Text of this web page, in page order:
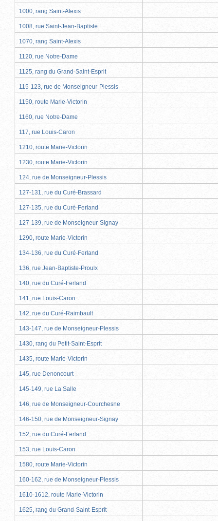
1000, rang Saint-Alexis
1008, rue Saint-Jean-Baptiste
1070, rang Saint-Alexis
1120, rue Notre-Dame
1125, rang du Grand-Saint-Esprit
115-123, rue de Monseigneur-Plessis
1150, route Marie-Victorin
1160, rue Notre-Dame
117, rue Louis-Caron
1210, route Marie-Victorin
1230, route Marie-Victorin
124, rue de Monseigneur-Plessis
127-131, rue du Curé-Brassard
127-135, rue du Curé-Ferland
127-139, rue de Monseigneur-Signay
1290, route Marie-Victorin
134-136, rue du Curé-Ferland
136, rue Jean-Baptiste-Proulx
140, rue du Curé-Ferland
141, rue Louis-Caron
142, rue du Curé-Raimbault
143-147, rue de Monseigneur-Plessis
1430, rang du Petit-Saint-Esprit
1435, route Marie-Victorin
145, rue Denoncourt
145-149, rue La Salle
146, rue de Monseigneur-Courchesne
146-150, rue de Monseigneur-Signay
152, rue du Curé-Ferland
153, rue Louis-Caron
1580, route Marie-Victorin
160-162, rue de Monseigneur-Plessis
1610-1612, route Marie-Victorin
1625, rang du Grand-Saint-Esprit